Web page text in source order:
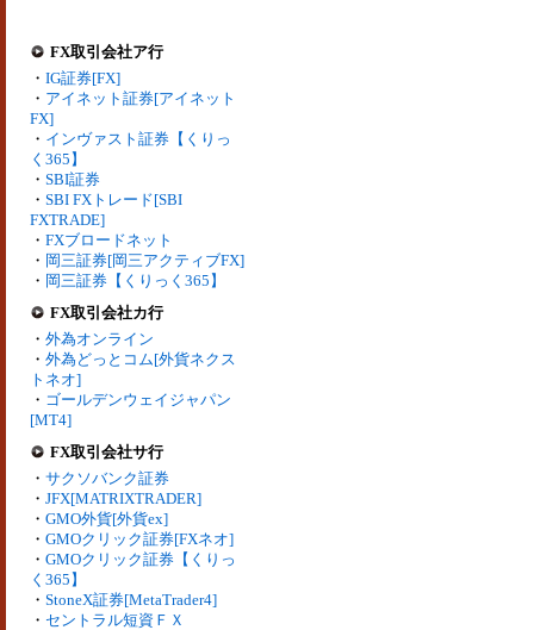
FX取引会社ア行
・ IG証券[FX]
・ アイネット証券[アイネット
FX]
・ インヴァスト証券【くりっ
く365】
・ SBI証券
・ SBI FXトレード[SBI
FXTRADE]
・ FXブロードネット
・ 岡三証券[岡三アクティブFX]
・ 岡三証券【くりっく365】
FX取引会社カ行
・ 外為オンライン
・ 外為どっとコム[外貨ネクス
トネオ]
・ ゴールデンウェイジャパン
[MT4]
FX取引会社サ行
・ サクソバンク証券
・ JFX[MATRIXTRADER]
・ GMO外貨[外貨ex]
・ GMOクリック証券[FXネオ]
・ GMOクリック証券【くりっ
く365】
・ StoneX証券[MetaTrader4]
・ セントラル短資ＦＸ